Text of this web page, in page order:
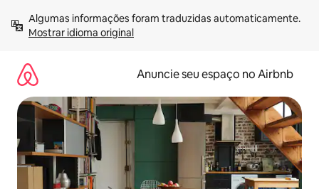
para
Mostrar idioma original
Anuncie seu espaço no Airbnb